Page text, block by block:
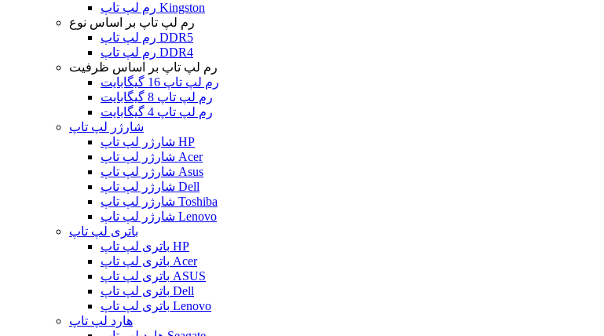
رم لپ تاپ Kingston
رم لپ تاپ بر اساس نوع
رم لپ تاپ DDR5
رم لپ تاپ DDR4
رم لپ تاپ بر اساس ظرفیت
رم لپ تاپ 16 گیگابایت
رم لپ تاپ 8 گیگابایت
رم لپ تاپ 4 گیگابایت
شارژر لپ تاپ
شارژر لپ تاپ HP
شارژر لپ تاپ Acer
شارژر لپ تاپ Asus
شارژر لپ تاپ Dell
شارژر لپ تاپ Toshiba
شارژر لپ تاپ Lenovo
باتری لپ تاپ
باتری لپ تاپ HP
باتری لپ تاپ Acer
باتری لپ تاپ ASUS
باتری لپ تاپ Dell
باتری لپ تاپ Lenovo
هارد لپ تاپ